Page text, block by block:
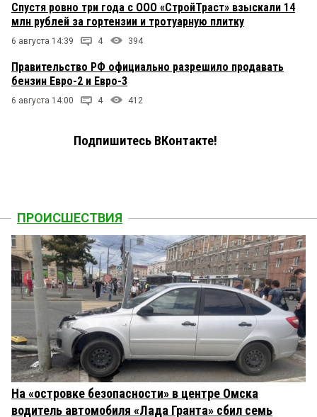
Спустя ровно три года с ООО «СтройТраст» взыскали 14
млн рублей за гортензии и тротуарную плитку
6 августа 14:39 4 394
Правительство РФ официально разрешило продавать
бензин Евро-2 и Евро-3
6 августа 14:00 4 412
Подпишитесь ВКонтакте!
ПРОИСШЕСТВИЯ
На «островке безопасности» в центре Омска
водитель автомобиля «Лада Гранта» сбил семь